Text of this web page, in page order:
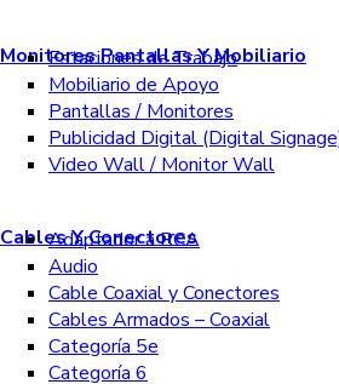
Monitores Pantallas Y Mobiliario
Estaciones de Trabajo
Mobiliario de Apoyo
Pantallas / Monitores
Publicidad Digital (Digital
Video Wall / Monitor Wall
Cables Y Conectores
Adaptador a RCA
Audio
Cable Coaxial y Conectores
Cables Armados – Coaxial
Categoría 5e
Categoría 6